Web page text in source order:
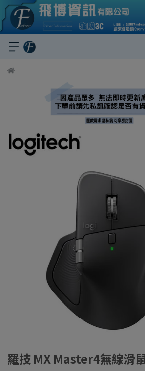
羅技 MX Master4無線滑